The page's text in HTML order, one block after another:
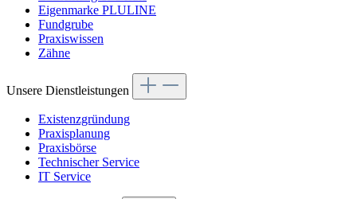
Eigenmarke PLULINE
Fundgrube
Praxiswissen
Zähne
Unsere Dienstleistungen
Existenzgründung
Praxisplanung
Praxisbörse
Technischer Service
IT Service